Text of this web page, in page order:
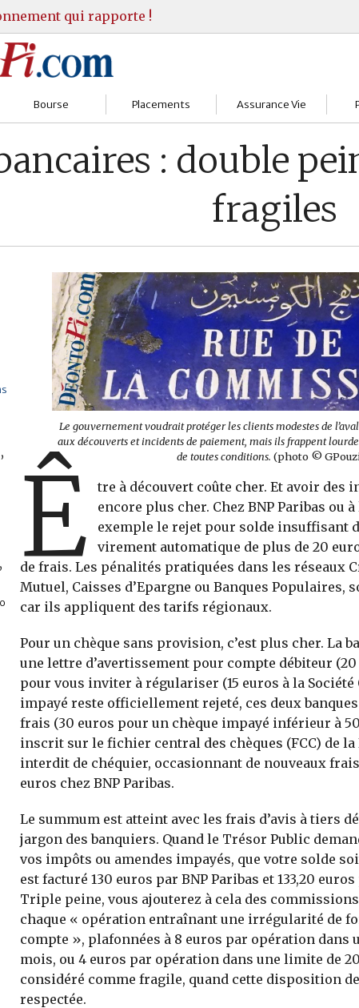
qui rapporte !
Bourse
Guide Actions
Stratégie
Marchés
Pratique et OST
Placements
Fonds d’investissments
Livrets
Immobilier
Divers
Assurance Vie
Assureurs
Choisir
Comprendre
Contrats
Gérer
: double
fragiles
,
,
Le gouvernement voudrait protéger les clients modestes de
aux découverts et incidents de paiement, mais ils frappent
de toutes conditions. (photo ©
Ê
tre à découvert coûte cher. Et avoir des
encore plus cher. Chez BNP Paribas ou
exemple le rejet pour solde insuffisant
virement automatique de plus de 20
de frais. Les pénalités pratiquées dans les réseaux
Mutuel, Caisses d’Epargne ou Banques
car ils appliquent des tarifs régionaux.
Pour un chèque sans provision, c’est plus cher. La
une lettre d’avertissement pour compte débiteur (20
pour vous inviter à régulariser (15 euros à la Société
impayé reste officiellement rejeté, ces deux
frais (30 euros pour un chèque impayé inférieur à
inscrit sur le fichier central des chèques (FCC) de la
interdit de chéquier, occasionnant de nouveaux
euros chez BNP Paribas.
Le summum est atteint avec les frais d’avis à tiers
jargon des banquiers. Quand le Trésor Public
vos impôts ou amendes impayés, que votre solde
est facturé 130 euros par BNP Paribas et 133,20
Triple peine, vous ajouterez à cela des
chaque « opération entraînant une irrégularité de
compte », plafonnées à 8 euros par opération dans
mois, ou 4 euros par opération dans une limite de
considéré comme fragile, quand cette disposition
respectée.